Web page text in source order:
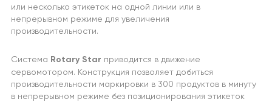
или несколько этикеток на одной линии или в
непрерывном режиме для увеличения
производительности.
Система Rotary Star приводится в движение
сервомотором. Конструкция позволяет добиться
производительности маркировки в 300 продуктов в минуту
в непрерывном режиме без позиционирования этикеток